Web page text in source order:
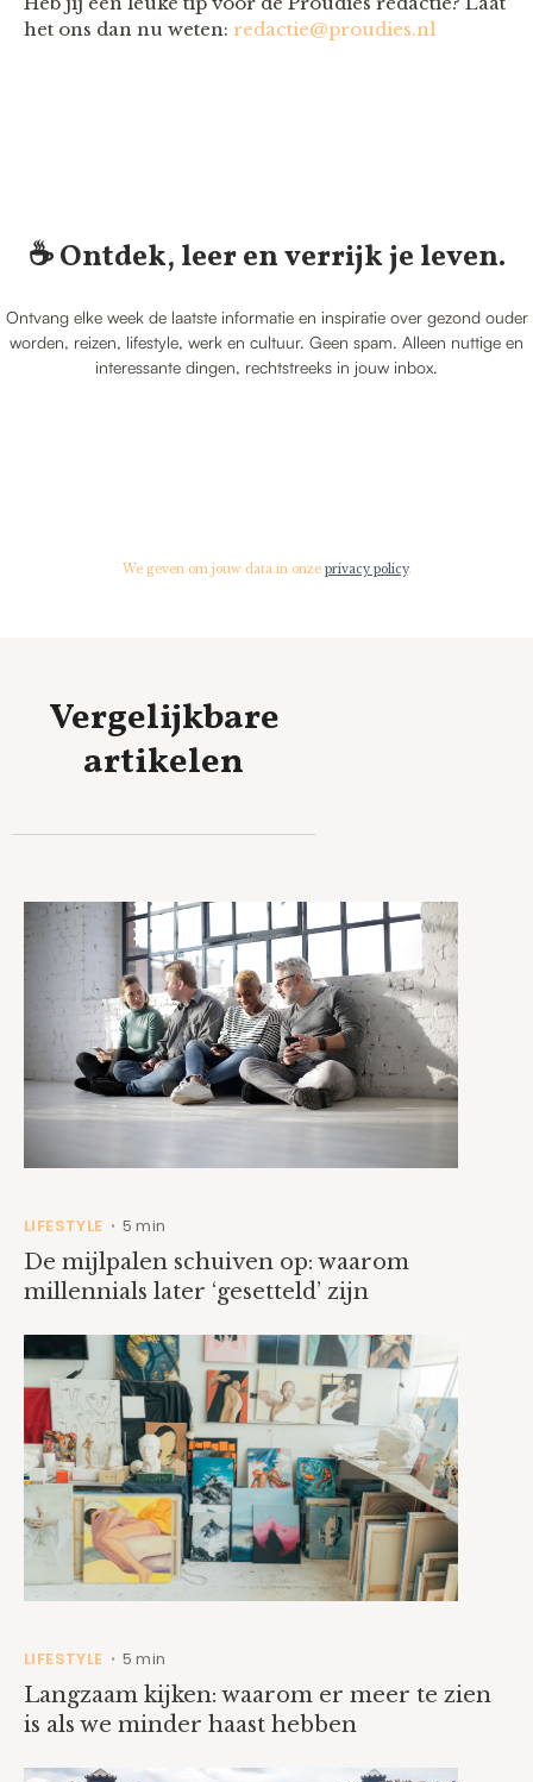
het ons dan nu weten: redactie@proudies.nl
☕️ Ontdek, leer en verrijk je leven.
Ontvang elke week de laatste informatie en inspiratie over gezond ouder
worden, reizen, lifestyle, werk en cultuur. Geen spam. Alleen nuttige en
interessante dingen, rechtstreeks in jouw inbox.
We geven om jouw data in onze privacy policy.
Vergelijkbare
artikelen
LIFESTYLE • 5 min
De mijlpalen schuiven op: waarom
millennials later ‘gesetteld’ zijn
LIFESTYLE • 5 min
Langzaam kijken: waarom er meer te zien
is als we minder haast hebben